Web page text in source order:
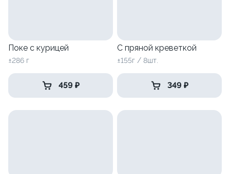
Поке с курицей
±286 г
459 ₽
С пряной креветкой
±155г / 8шт.
349 ₽